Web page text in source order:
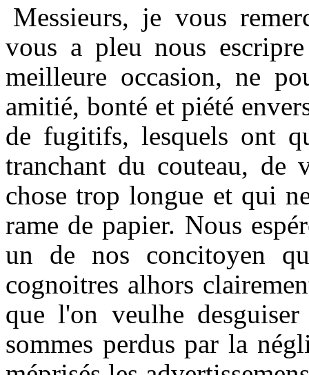
Messieurs, je vous
vous a pleu nous
meilleure occasion, ne
amitié, bonté et piété
de fugitifs, lesquels ont
tranchant du couteau, de
chose trop longue et qui
rame de papier. Nous
un de nos concitoyen
cognoitres alhors
que l'on veulhe
sommes perdus par la